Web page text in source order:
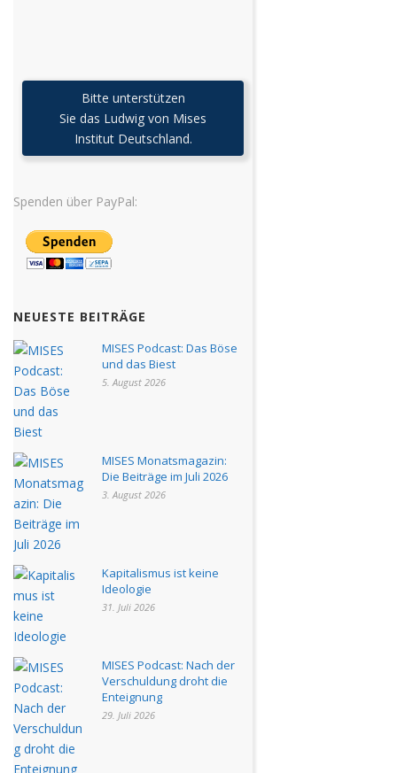
Bitte unterstützen
Sie das Ludwig von Mises
Institut Deutschland.
Spenden über PayPal:
NEUESTE BEITRÄGE
MISES Podcast: Das Böse
und das Biest
5. August 2026
MISES Monatsmagazin:
Die Beiträge im Juli 2026
3. August 2026
Kapitalismus ist keine
Ideologie
31. Juli 2026
MISES Podcast: Nach der
Verschuldung droht die
Enteignung
29. Juli 2026